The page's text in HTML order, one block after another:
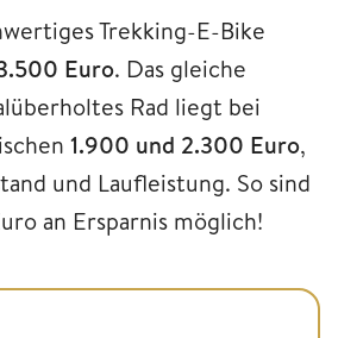
Trekking-E-Bike
Euro. Das gleiche
Rad liegt bei
1.900 und 2.300 Euro,
und Laufleistung. So sind
an Ersparnis möglich!